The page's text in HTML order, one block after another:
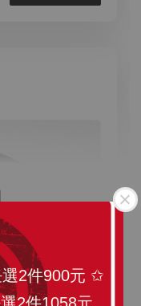
2件900元 ✩
2件1058元
圈叉叉 Tic-Tac-
面印多色可選